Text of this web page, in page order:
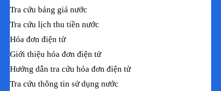
Tra cứu bảng giá nước
Tra cứu lịch thu tiền nước
Hóa đơn điện tử
Giới thiệu hóa đơn điện tử
Hướng dẫn tra cứu hóa đơn điện tử
Tra cứu thông tin sử dụng nước